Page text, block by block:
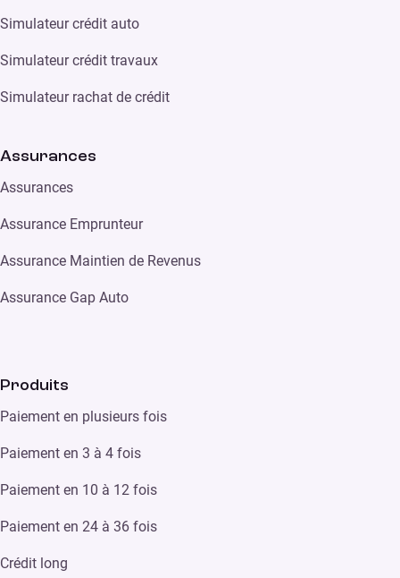
Simulateur crédit auto
Simulateur crédit travaux
Simulateur rachat de crédit
Assurances
Assurances
Assurance Emprunteur
Assurance Maintien de Revenus
Assurance Gap Auto
Produits
Paiement en plusieurs fois
Paiement en 3 à 4 fois
Paiement en 10 à 12 fois
Paiement en 24 à 36 fois
Crédit long